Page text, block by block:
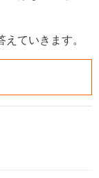
ていきます。